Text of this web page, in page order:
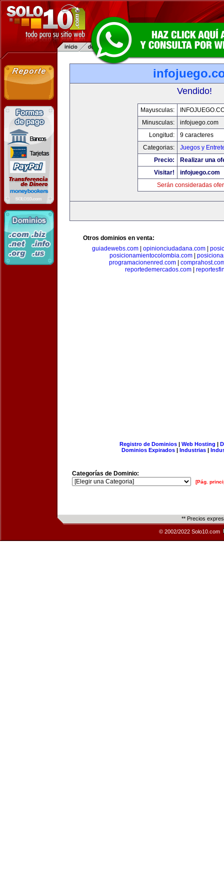
Vendido!
Mayusculas:
Minusculas:
infojuego.com
Longitud:
9 caracteres
Categorias:
Juegos y
Precio:
Realizar una
Visitar!
infojuego.com
Serán consideradas
Otros dominios en venta:
guiadewebs.com
opinionciudadana.com
posicionamientocolombia.com|
programacionenred.com
reportedemercados.com|
Registro de Dominios| Web Hosting |
Dominios Expirados | Industrias |
Categorías de Dominio:
[Pág.
** Precios
© 2002/2022 Solo10.com